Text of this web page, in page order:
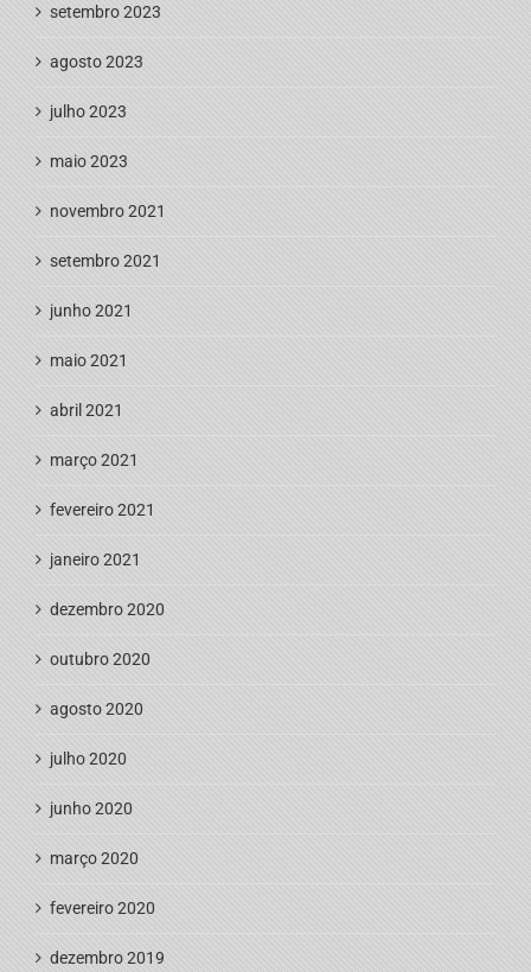
setembro 2023
agosto 2023
julho 2023
maio 2023
novembro 2021
setembro 2021
junho 2021
maio 2021
abril 2021
março 2021
fevereiro 2021
janeiro 2021
dezembro 2020
outubro 2020
agosto 2020
julho 2020
junho 2020
março 2020
fevereiro 2020
dezembro 2019